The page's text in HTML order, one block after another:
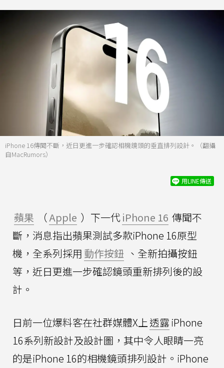
iPhone 16傳聞不斷，近日更進一步確認相機鏡頭的垂直排列設計。（翻攝
自MacRumors）
用LINE傳送
蘋果 （Apple ）下一代iPhone 16 傳聞不
斷，消息指出蘋果測試多款iPhone 16原型
機，全系列採用 動作按鈕 、全新拍攝按鈕
等，近日更進一步確認鏡頭重新排列後的設
計。
日前一位爆料客在社群媒體X上透露 iPhone
16系列新設計及設計圖，其中令人眼睛一亮
的是iPhone 16的相機鏡頭排列設計。iPhone